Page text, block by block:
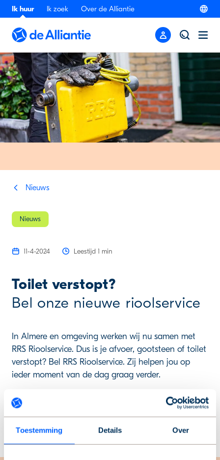
Toestemming Details Over
Ik huur Ik zoek Over de Alliantie
Nieuws
Nieuws
11-4-2024 Leestijd 1 min
Toilet verstopt?
Bel onze nieuwe rioolservice
In Almere en omgeving werken wij nu samen met
RRS Rioolservice. Dus is je afvoer, gootsteen of toilet
verstopt? Bel RRS Rioolservice. Zij helpen jou op
ieder moment van de dag graag verder.
Contactgegevens vind je